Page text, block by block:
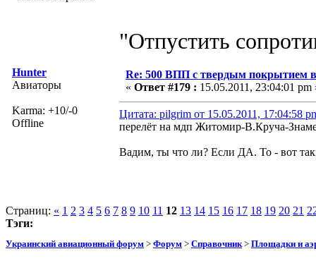
"Отпустить
Hunter
Авиаторы
Karma: +10/-0
Offline
Re: 500 ВПП с твердым покрытием
« Ответ #179 : 15.05.2011, 23:04:01 pm
Цитата: pilgrim от 15.05.2011, 17:04:58
перелёт на мдп Житомир-В.Круча-
Вадим, ты что ли? Если ДА. То - вот
Страниц: « 1 2 3 4 5 6 7 8 9 10 11 12 13 14 15 16 17 18 19 20 21
Тэги:
Украинский авиационный форум > Форум > Справочник> Площадки и